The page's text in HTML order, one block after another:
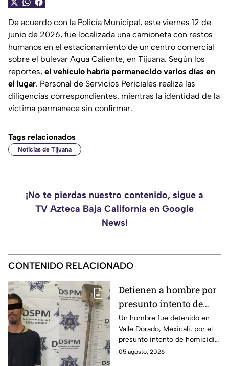
De acuerdo con la Policía Municipal, este viernes 12 de
junio de 2026, fue localizada una camioneta con restos
humanos en el estacionamiento de un centro comercial
sobre el bulevar Agua Caliente, en Tijuana. Según los
reportes, el vehículo habría permanecido varios días en
el lugar. Personal de Servicios Periciales realiza las
diligencias correspondientes, mientras la identidad de la
víctima permanece sin confirmar.
Tags relacionados
Noticias de Tijuana
¡No te pierdas nuestro contenido, sigue a
TV Azteca Baja California en Google
News!
CONTENIDO RELACIONADO
Detienen a hombre por
presunto intento de
homicidio con una pala
en Mexicali; habría
atacado a otro mientras
dormía
Un hombre fue detenido en
Valle Dorado, Mexicali, por el
presunto intento de homicidio
de otro con una pala. La
05 agosto, 2026